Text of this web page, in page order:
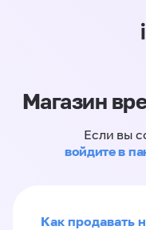
Магазин
Если вы
войдите в
Как продавать